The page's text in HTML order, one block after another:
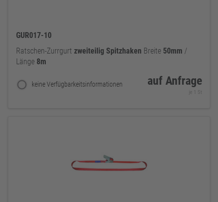
GUR017-10
Ratschen-Zurrgurt zweiteilig Spitzhaken Breite 50mm /
Länge 8m
keine Verfügbarkeitsinformationen auf Anfrage
je 1 St